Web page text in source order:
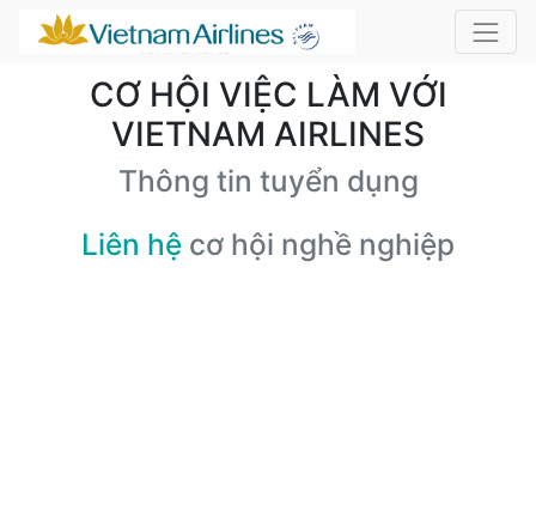
CƠ HỘI VIỆC LÀM VỚI
VIETNAM AIRLINES
Thông tin tuyển dụng
Liên hệ cơ hội nghề nghiệp